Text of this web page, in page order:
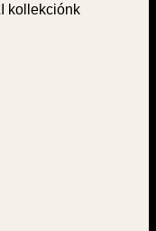
kollekciónk